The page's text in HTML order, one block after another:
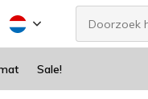
Sale!